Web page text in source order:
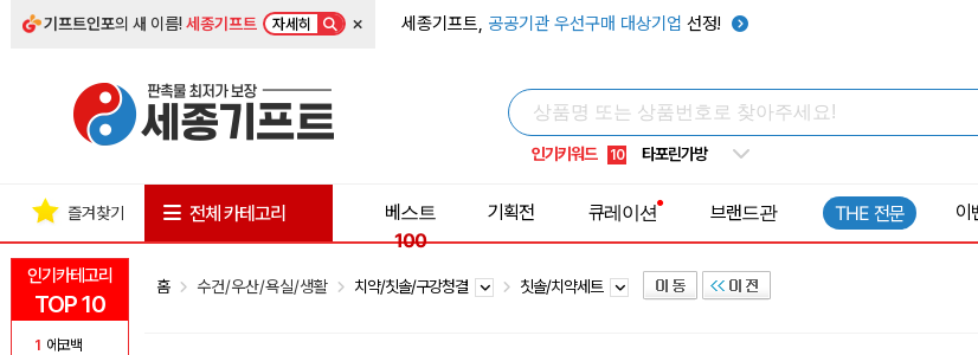
기프트인포의 새 이름!세종기프트 자세히 × 세종기프트, 공공기관 우선구매 대상기업 선정!
인기키워드
7 텀블러
10 타포린가방
1 선풍기
인기카테고리
TOP 10
1 에코백
즐겨찾기 전체 카테고리
베스트
100
기획전 큐레이션 브랜드관 THE 전문 이
홈 수건/우산/욕실/생활 치약/칫솔/구강청결 칫솔/치약세트